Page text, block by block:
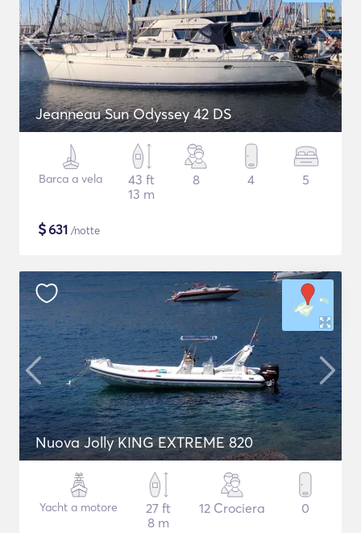
Jeanneau Sun Odyssey 42 DS
Barca a vela
43 ft
13 m
8 4 5
$631 /notte
Nuova Jolly KING EXTREME 820
Yacht a motore
27 ft
8 m
12 Crociera 0